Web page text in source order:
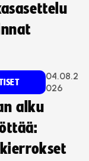
04.08.2
026
alku